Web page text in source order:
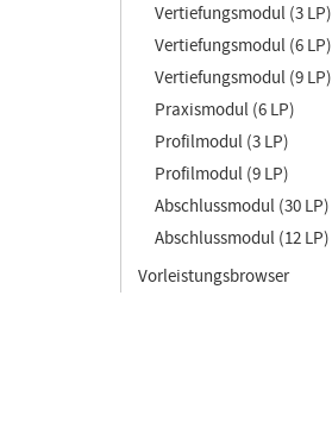
Vertiefungsmodul (3 LP)
Vertiefungsmodul (6 LP)
Vertiefungsmodul (9 LP)
Praxismodul (6 LP)
Profilmodul (3 LP)
Profilmodul (9 LP)
Abschlussmodul (30 LP)
Abschlussmodul (12 LP)
Vorleistungsbrowser